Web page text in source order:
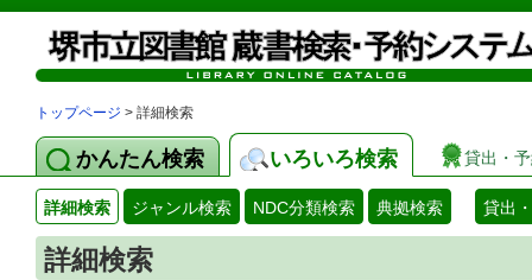
トップページ > 詳細検索
かんたん検索 いろいろ検索 貸出・
詳細検索 ジャンル検索 NDC分類検索 典拠検索 貸出
詳細検索